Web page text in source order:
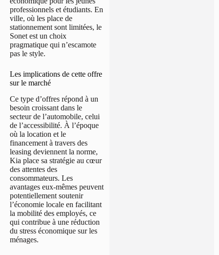
professionnels et étudiants. En
ville, où les place de
stationnement sont limitées, le
Sonet est un choix
pragmatique qui n’escamote
pas le style.
Les implications de cette offre
sur le marché
Ce type d’offres répond à un
besoin croissant dans le
secteur de l’automobile, celui
de l’accessibilité. À l’époque
où la location et le
financement à travers des
leasing deviennent la norme,
Kia place sa stratégie au cœur
des attentes des
consommateurs. Les
avantages eux-mêmes peuvent
potentiellement soutenir
l’économie locale en facilitant
la mobilité des employés, ce
qui contribue à une réduction
du stress économique sur les
ménages.